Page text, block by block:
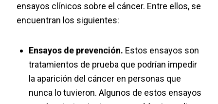
ensayos clínicos sobre el cáncer. Entre ellos, se
encuentran los siguientes:
Ensayos de prevención. Estos ensayos son
tratamientos de prueba que podrían impedir
la aparición del cáncer en personas que
nunca lo tuvieron. Algunos de estos ensayos